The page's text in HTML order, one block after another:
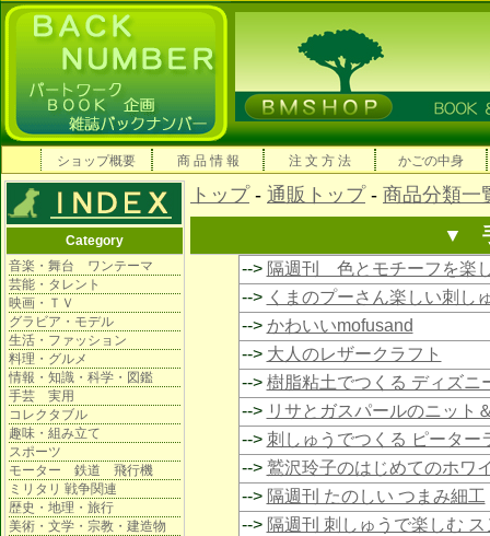
ショップ概要 商 品 情 報 注 文 方 法 かごの中身
Category
音楽・舞台 ワンテーマ
芸能・タレント
映画・ＴＶ
グラビア・モデル
生活・ファッション
料理・グルメ
情報・知識・科学・図鑑
手芸 実用
コレクタブル
趣味・組み立て
スポーツ
モーター 鉄道 飛行機
ミリタリ 戦争関連
歴史・地理・旅行
美術・文学・宗教・建造物
トップ- 通販トップ- 商品分類一
▼
--> 隔週刊 色とモチーフを楽
--> くまのプーさん楽しい刺し
--> かわいいmofusand
--> 大人のレザークラフト
--> 樹脂粘土でつくる ディズニ
--> リサとガスパールのニット
--> 刺しゅうでつくる ピーター
--> 鷲沢玲子のはじめてのホワ
--> 隔週刊 たのしい つまみ細工
--> 隔週刊 刺しゅうで楽しむ